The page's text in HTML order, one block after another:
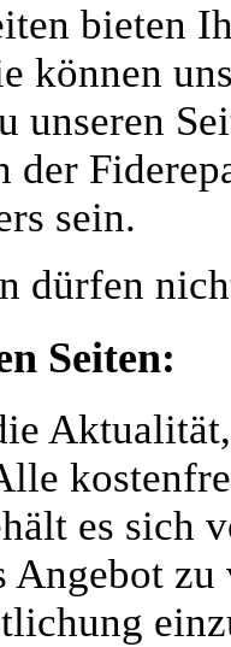
bieten
können
unseren
der
sein.
dürfen
Seiten:
es sich
zu